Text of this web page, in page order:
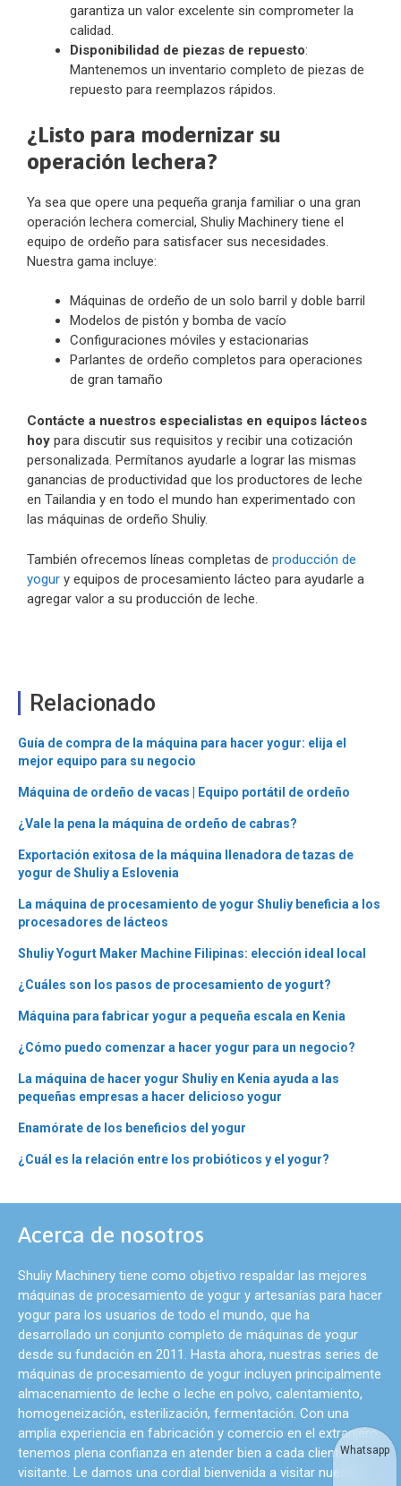
garantiza un valor excelente sin comprometer la
calidad.
Disponibilidad de piezas de repuesto:
Mantenemos un inventario completo de piezas de
repuesto para reemplazos rápidos.
¿Listo para modernizar su
operación lechera?
Ya sea que opere una pequeña granja familiar o una gran
operación lechera comercial, Shuliy Machinery tiene el
equipo de ordeño para satisfacer sus necesidades.
Nuestra gama incluye:
Máquinas de ordeño de un solo barril y doble barril
Modelos de pistón y bomba de vacío
Configuraciones móviles y estacionarias
Parlantes de ordeño completos para operaciones
de gran tamaño
Contácte a nuestros especialistas en equipos lácteos
hoy para discutir sus requisitos y recibir una cotización
personalizada. Permítanos ayudarle a lograr las mismas
ganancias de productividad que los productores de leche
en Tailandia y en todo el mundo han experimentado con
las máquinas de ordeño Shuliy.
También ofrecemos líneas completas de producción de
yogur y equipos de procesamiento lácteo para ayudarle a
agregar valor a su producción de leche.
Relacionado
Guía de compra de la máquina para hacer yogur: elija el
mejor equipo para su negocio
Máquina de ordeño de vacas | Equipo portátil de ordeño
¿Vale la pena la máquina de ordeño de cabras?
Exportación exitosa de la máquina llenadora de tazas de
yogur de Shuliy a Eslovenia
La máquina de procesamiento de yogur Shuliy beneficia a los
procesadores de lácteos
Shuliy Yogurt Maker Machine Filipinas: elección ideal local
¿Cuáles son los pasos de procesamiento de yogurt?
Máquina para fabricar yogur a pequeña escala en Kenia
¿Cómo puedo comenzar a hacer yogur para un negocio?
La máquina de hacer yogur Shuliy en Kenia ayuda a las
pequeñas empresas a hacer delicioso yogur
Enamórate de los beneficios del yogur
¿Cuál es la relación entre los probióticos y el yogur?
Acerca de nosotros
Shuliy Machinery tiene como objetivo respaldar las mejores
máquinas de procesamiento de yogur y artesanías para hacer
yogur para los usuarios de todo el mundo, que ha
desarrollado un conjunto completo de máquinas de yogur
desde su fundación en 2011. Hasta ahora, nuestras series de
máquinas de procesamiento de yogur incluyen principalmente
almacenamiento de leche o leche en polvo, calentamiento,
homogeneización, esterilización, fermentación. Con una
amplia experiencia en fabricación y comercio en el extranjero,
tenemos plena confianza en atender bien a cada cliente
visitante. Le damos una cordial bienvenida a visitar nuestra
Whatsapp